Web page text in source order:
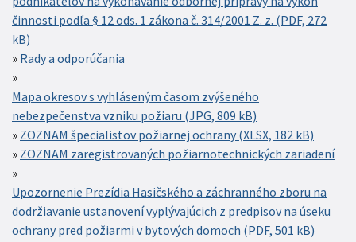
činnosti podľa § 12 ods. 1 zákona č. 314/2001 Z. z. (PDF, 272
kB)
Rady a odporúčania
Mapa okresov s vyhláseným časom zvýšeného
nebezpečenstva vzniku požiaru (JPG, 809 kB)
ZOZNAM špecialistov požiarnej ochrany (XLSX, 182 kB)
ZOZNAM zaregistrovaných požiarnotechnických zariadení
Upozornenie Prezídia Hasičského a záchranného zboru na
dodržiavanie ustanovení vyplývajúcich z predpisov na úseku
ochrany pred požiarmi v bytových domoch (PDF, 501 kB)